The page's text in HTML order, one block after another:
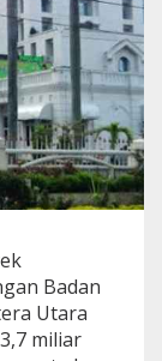
Badan
Utara
miliar